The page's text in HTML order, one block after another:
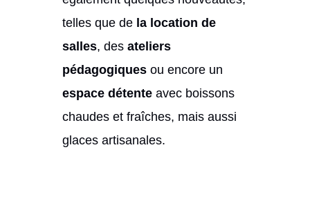
telles que de la location de
salles, des ateliers
pédagogiques ou encore un
espace détente avec boissons
chaudes et fraîches, mais aussi
glaces artisanales.